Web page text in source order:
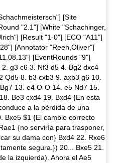
[Site
"2.1"] [White "Schachinger,
[Result "1-0"] [ECO "A11"]
[Annotator "Reeh,Oliver"]
[EventRounds "9"]
g3 c6 3. Nf3 d5 4. Bg2 dxc4
Qd5 8. b3 cxb3 9. axb3 g6 10.
13. e4 O-O 14. e5 Nd7 15.
Be3 cxd4 19. Bxd4 {En esta
a la pérdida de una
Bxe5 $1 {El cambio correcto
{no serviría para trasponer,
su dama con} Bxd4 22. Rxe6
segura.}) 20... Bxe5 21.
la izquierda). Ahora el Ae5